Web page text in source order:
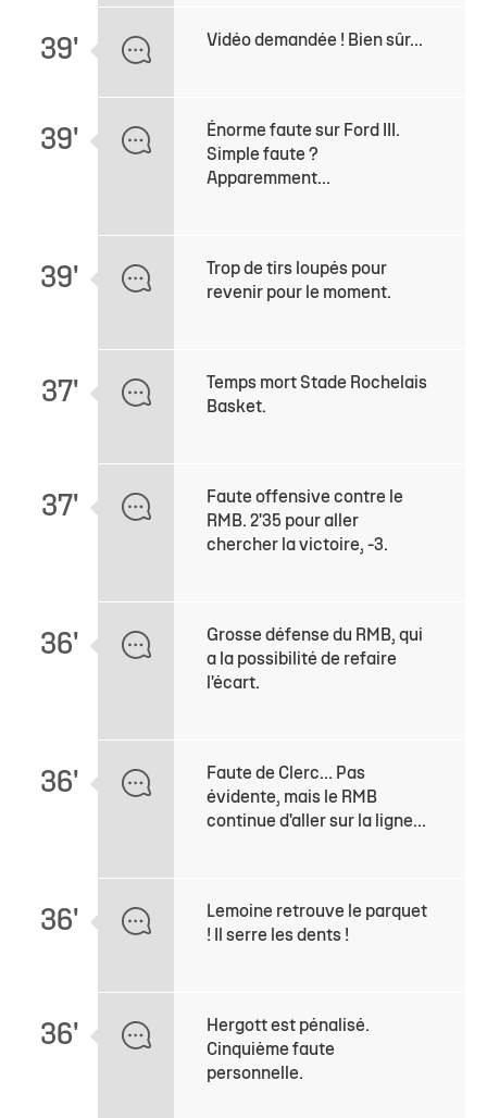
39' Vidéo demandée ! Bien sûr...
39'
Énorme faute sur Ford III.
Simple faute ?
Apparemment...
39'
Trop de tirs loupés pour
revenir pour le moment.
37'
Temps mort Stade Rochelais
Basket.
37'
Faute offensive contre le
RMB. 2'35 pour aller
chercher la victoire, -3.
36'
Grosse défense du RMB, qui
a la possibilité de refaire
l'écart.
36'
Faute de Clerc... Pas
évidente, mais le RMB
continue d'aller sur la ligne...
36'
Lemoine retrouve le parquet
! Il serre les dents !
36'
Hergott est pénalisé.
Cinquième faute
personnelle.